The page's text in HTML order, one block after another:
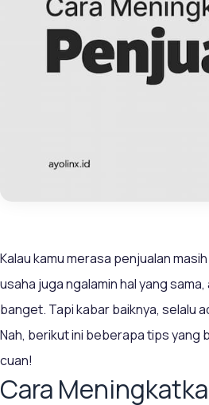
Kalau kamu merasa penjualan
usaha juga ngalamin hal yang
banget. Tapi kabar baiknya, selalu
Nah, berikut ini beberapa tips yang
cuan!
Cara